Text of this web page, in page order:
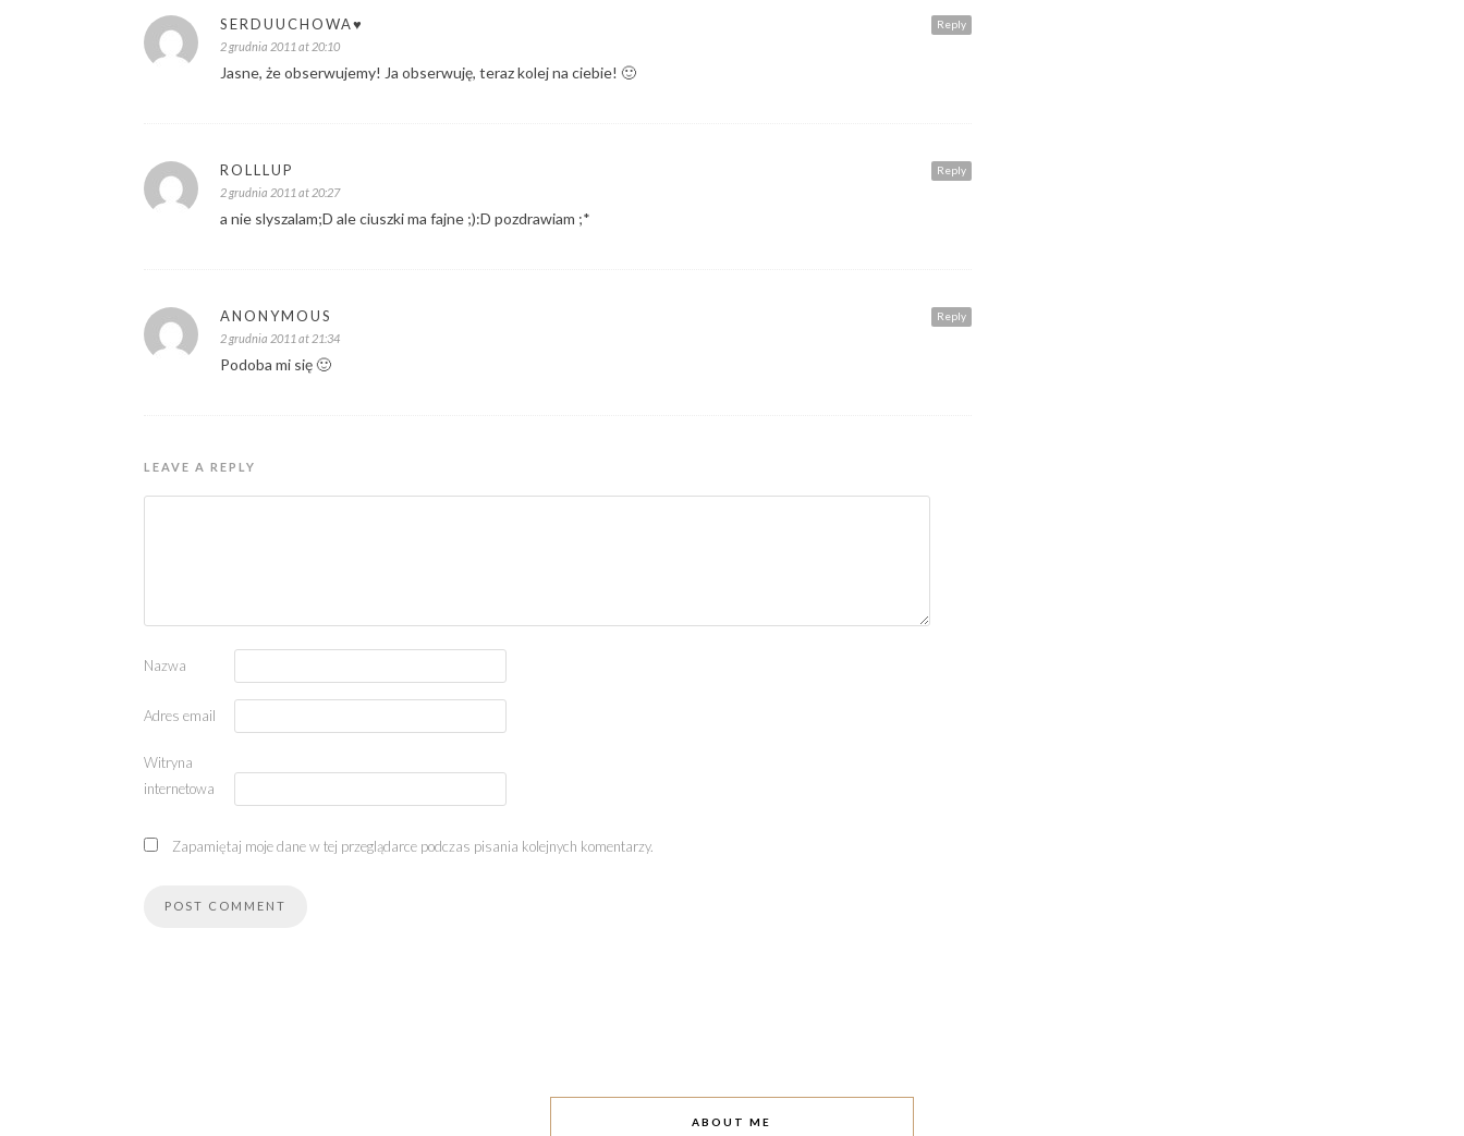
Reply
SERDUUCHOWA♥
2 grudnia 2011 at 20:10
Jasne, że obserwujemy! Ja obserwuję, teraz kolej na ciebie! 🙂
Reply
ROLLLUP
2 grudnia 2011 at 20:27
a nie slyszalam;D ale ciuszki ma fajne ;):D pozdrawiam ;*
Reply
ANONYMOUS
2 grudnia 2011 at 21:34
Podoba mi się 🙂
LEAVE A REPLY
Nazwa
Adres email
Witryna
internetowa
Zapamiętaj moje dane w tej przeglądarce podczas pisania kolejnych komentarzy.
ABOUT ME